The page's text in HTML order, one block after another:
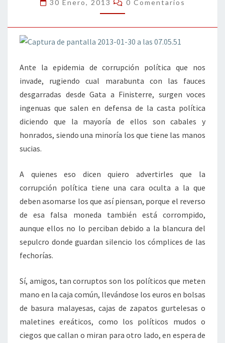
30 Enero, 2013 0 Comentarios
Ante la epidemia de corrupción política que nos
invade, rugiendo cual marabunta con las fauces
desgarradas desde Gata a Finisterre, surgen voces
ingenuas que salen en defensa de la casta política
diciendo que la mayoría de ellos son cabales y
honrados, siendo una minoría los que tiene las manos
sucias.
A quienes eso dicen quiero advertirles que la
corrupción política tiene una cara oculta a la que
deben asomarse los que así piensan, porque el reverso
de esa falsa moneda también está corrompido,
aunque ellos no lo perciban debido a la blancura del
sepulcro donde guardan silencio los cómplices de las
fechorías.
Sí, amigos, tan corruptos son los políticos que meten
mano en la caja común, llevándose los euros en bolsas
de basura malayesas, cajas de zapatos gurtelesas o
maletines ereáticos, como los políticos mudos o
ciegos que callan o miran para otro lado, en espera de